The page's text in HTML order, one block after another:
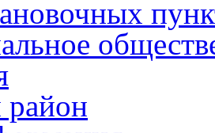
район